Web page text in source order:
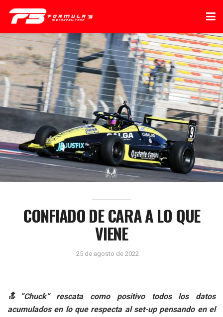
CONFIADO DE CARA A LO QUE
VIENE
25 de agosto de 2022
🔝”Chuck” rescata como positivo todos los datos
acumulados en lo que respecta al set-up pensando en el